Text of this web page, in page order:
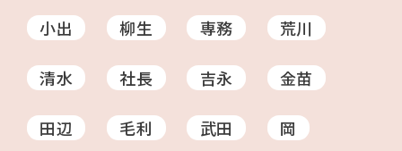
小出 柳生 専務 荒川
清水 社長 吉永 金苗
田辺 毛利 武田 岡